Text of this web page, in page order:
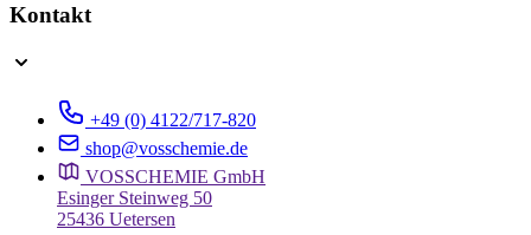
Kontakt
+49 (0) 4122/717-820
shop@vosschemie.de
VOSSCHEMIE GmbH
Esinger Steinweg 50
25436 Uetersen